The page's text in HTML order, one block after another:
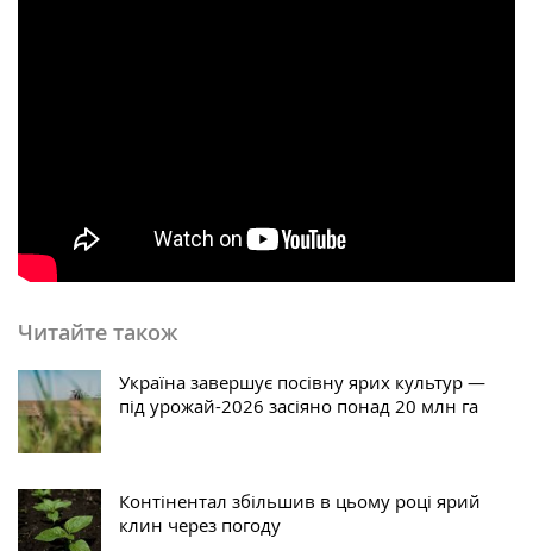
Читайте також
Україна завершує посівну ярих культур —
під урожай-2026 засіяно понад 20 млн га
Контінентал збільшив в цьому році ярий
клин через погоду